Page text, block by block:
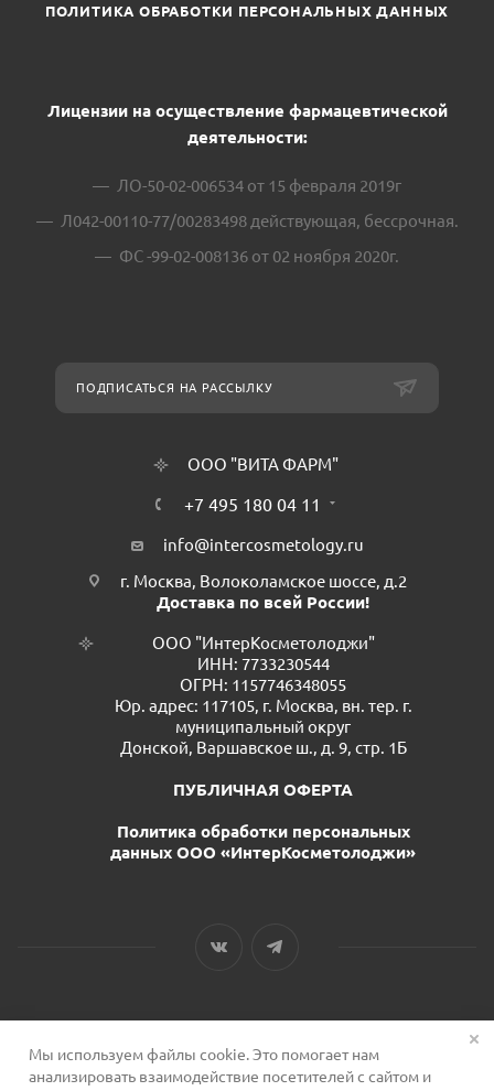
ПОЛИТИКА ОБРАБОТКИ ПЕРСОНАЛЬНЫХ ДАННЫХ
Лицензии на осуществление фармацевтической
деятельности:
ЛО-50-02-006534 от 15 февраля 2019г
Л042-00110-77/00283498 действующая, бессрочная.
ФС -99-02-008136 от 02 ноября 2020г.
ПОДПИСАТЬСЯ НА РАССЫЛКУ
ООО "ВИТА ФАРМ"
+7 495 180 04 11
info@intercosmetology.ru
г. Москва, Волоколамское шоссе, д.2
Доставка по всей России!
ООО "ИнтерКосметолоджи"
ИНН: 7733230544
ОГРН: 1157746348055
Юр. адрес: 117105, г. Москва, вн. тер. г.
муниципальный округ
Донской, Варшавское ш., д. 9, стр. 1Б
ПУБЛИЧНАЯ ОФЕРТА
Политика обработки персональных
данных ООО «ИнтерКосметолоджи»
2026 © Сервис для косметологов
Мы используем файлы cookie. Это помогает нам
анализировать взаимодействие посетителей с сайтом и